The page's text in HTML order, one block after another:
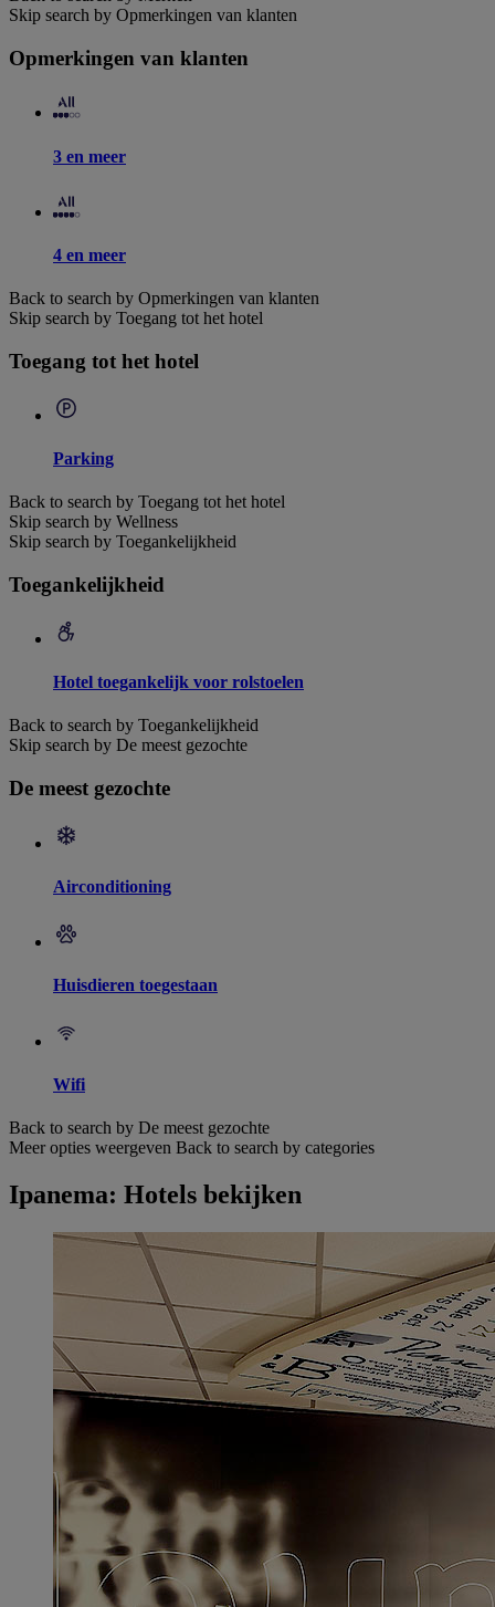
Skip search by Opmerkingen van klanten
Opmerkingen van klanten
3 en meer
4 en meer
Back to search by Opmerkingen van klanten
Skip search by Toegang tot het hotel
Toegang tot het hotel
Parking
Back to search by Toegang tot het hotel
Skip search by Wellness
Skip search by Toegankelijkheid
Toegankelijkheid
Hotel toegankelijk voor rolstoelen
Back to search by Toegankelijkheid
Skip search by De meest gezochte
De meest gezochte
Airconditioning
Huisdieren toegestaan
Wifi
Back to search by De meest gezochte
Meer opties weergeven Back to search by categories
Ipanema: Hotels bekijken